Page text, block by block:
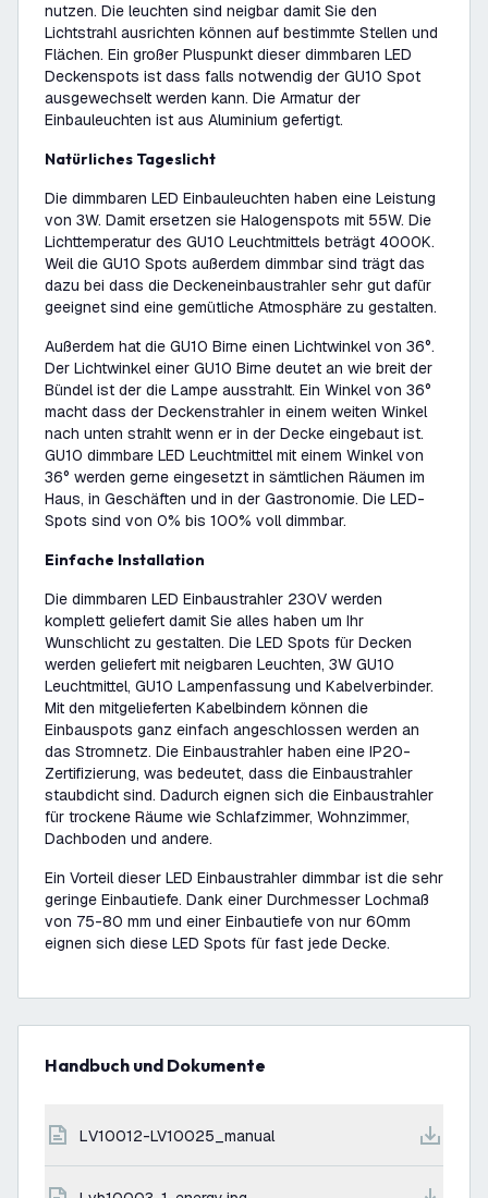
nutzen. Die leuchten sind neigbar damit Sie den
Lichtstrahl ausrichten können auf bestimmte Stellen und
Flächen. Ein großer Pluspunkt dieser dimmbaren LED
Deckenspots ist dass falls notwendig der GU10 Spot
ausgewechselt werden kann. Die Armatur der
Einbauleuchten ist aus Aluminium gefertigt.
Natürliches Tageslicht
Die dimmbaren LED Einbauleuchten haben eine Leistung
von 3W. Damit ersetzen sie Halogenspots mit 55W. Die
Lichttemperatur des GU10 Leuchtmittels beträgt 4000K.
Weil die GU10 Spots außerdem dimmbar sind trägt das
dazu bei dass die Deckeneinbaustrahler sehr gut dafür
geeignet sind eine gemütliche Atmosphäre zu gestalten.
Außerdem hat die GU10 Birne einen Lichtwinkel von 36°.
Der Lichtwinkel einer GU10 Birne deutet an wie breit der
Bündel ist der die Lampe ausstrahlt. Ein Winkel von 36°
macht dass der Deckenstrahler in einem weiten Winkel
nach unten strahlt wenn er in der Decke eingebaut ist.
GU10 dimmbare LED Leuchtmittel mit einem Winkel von
36° werden gerne eingesetzt in sämtlichen Räumen im
Haus, in Geschäften und in der Gastronomie. Die LED-
Spots sind von 0% bis 100% voll dimmbar.
Einfache Installation
Die dimmbaren LED Einbaustrahler 230V werden
komplett geliefert damit Sie alles haben um Ihr
Wunschlicht zu gestalten. Die LED Spots für Decken
werden geliefert mit neigbaren Leuchten, 3W GU10
Leuchtmittel, GU10 Lampenfassung und Kabelverbinder.
Mit den mitgelieferten Kabelbindern können die
Einbauspots ganz einfach angeschlossen werden an
das Stromnetz. Die Einbaustrahler haben eine IP20-
Zertifizierung, was bedeutet, dass die Einbaustrahler
staubdicht sind. Dadurch eignen sich die Einbaustrahler
für trockene Räume wie Schlafzimmer, Wohnzimmer,
Dachboden und andere.
Ein Vorteil dieser LED Einbaustrahler dimmbar ist die sehr
geringe Einbautiefe. Dank einer Durchmesser Lochmaß
von 75-80 mm und einer Einbautiefe von nur 60mm
eignen sich diese LED Spots für fast jede Decke.
Handbuch und Dokumente
LV10012-LV10025_manual